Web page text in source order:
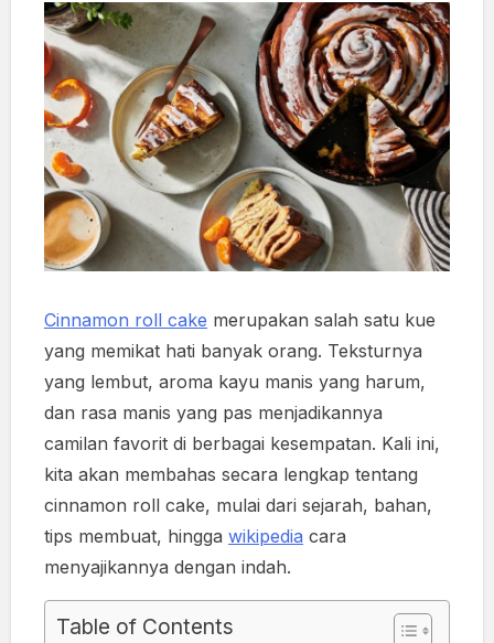
Cinnamon roll cake merupakan salah satu kue
yang memikat hati banyak orang. Teksturnya
yang lembut, aroma kayu manis yang harum,
dan rasa manis yang pas menjadikannya
camilan favorit di berbagai kesempatan. Kali ini,
kita akan membahas secara lengkap tentang
cinnamon roll cake, mulai dari sejarah, bahan,
tips membuat, hingga wikipedia cara
menyajikannya dengan indah.
Table of Contents